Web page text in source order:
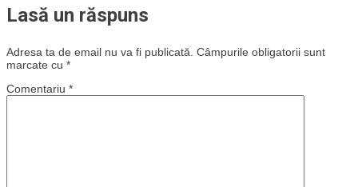
Lasă un răspuns
Adresa ta de email nu va fi publicată. Câmpurile obligatorii sunt
marcate cu *
Comentariu *